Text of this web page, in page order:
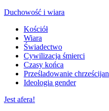
Duchowość i wiara
Kościół
Wiara
Świadectwo
Cywilizacja śmierci
Czasy końca
Prześladowanie chrześcijan
Ideologia gender
Jest afera!